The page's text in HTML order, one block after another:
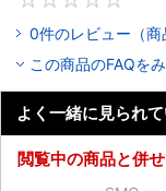
0件のレビュー（商
この商品のFAQを
よく一緒に見られ
閲覧中の商品と併